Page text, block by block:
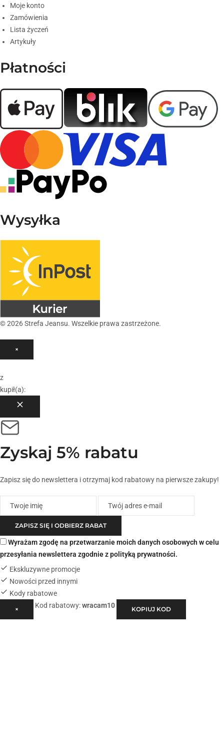
Moje konto
Zamówienia
Lista życzeń
Artykuły
Płatności
Wysyłka
© 2026 Strefa Jeansu. Wszelkie prawa zastrzeżone.
×
z
kupił(a):
Zyskaj 5% rabatu
Zapisz się do newslettera i otrzymaj kod rabatowy na pierwsze zakupy!
ZAPISZ SIĘ I ODBIERZ RABAT
Wyrażam zgodę na przetwarzanie moich danych osobowych w celu
przesyłania newslettera zgodnie zpolityką prywatności.
Ekskluzywne promocje
Nowości przed innymi
Kody rabatowe
× Kod rabatowy:wracam10 KOPIUJ KOD